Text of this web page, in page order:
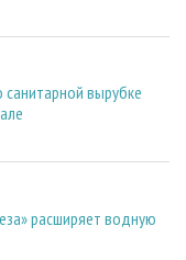
вырубке
расширяет водную